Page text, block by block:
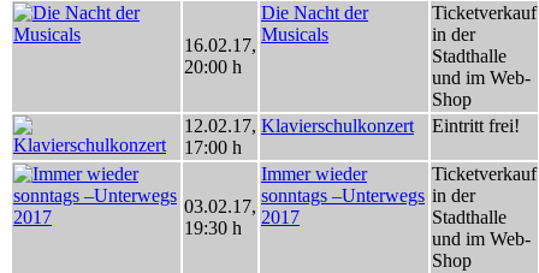
16.02.17,
20:00 h
Die Nacht der
Musicals
Ticketverkauf
in der
Stadthalle
und im Web-
Shop
12.02.17,
17:00 h
Klavierschulkonzert Eintritt frei!
03.02.17,
19:30 h
Immer wieder
sonntags –Unterwegs
2017
Ticketverkauf
in der
Stadthalle
und im Web-
Shop